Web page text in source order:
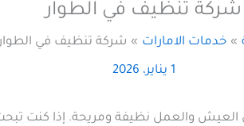
شركة تنظيف في الطوار
خدمات الامارات شركة تنظيف في
1 يناير، 2026
العيش والعمل نظيفة ومريحة. إذا كنت